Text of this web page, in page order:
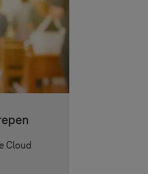
Cloud